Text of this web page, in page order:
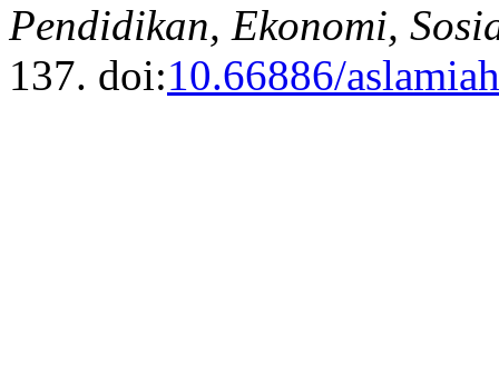
Pendidikan, Ekonomi,
137. doi:10.66886/